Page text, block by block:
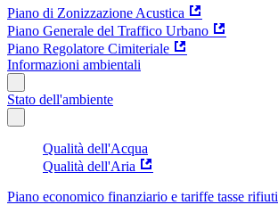
Piano di Zonizzazione Acustica
Piano Generale del Traffico Urbano
Piano Regolatore Cimiteriale
Informazioni ambientali
Stato dell'ambiente
Qualità dell'Acqua
Qualità dell'Aria
Piano economico finanziario e tariffe tasse rifiuti